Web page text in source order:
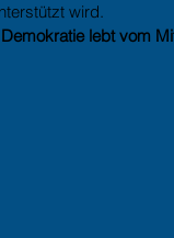
wird.
Demokratie lebt vom